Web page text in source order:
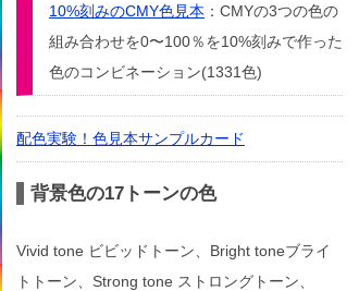
10%刻みのCMY色見本 ：CMYの3つの色の
組み合わせを0〜100％を10%刻みで作った
色のコンビネーション(1331色)
配色実験！色見本サンプルカード
背景色の17トーンの色
Vivid tone ビビッドトーン、Bright toneブライ
トトーン、Strong tone ストロングトーン、